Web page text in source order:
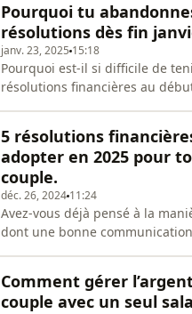
nous plongeons dans l'univers
financier de Stéphanie et
un couple qui, malgré un revenu
mensuel de 3 800 euros, peine
mettre de côté plus de 40
mois après avoir réglé leurs
fixes. Comment est-ce possible
Romuald, plus économe, rê
Pourquoi tu
résolutions dès fin
janv. 23, 2025 15:18
Pourquoi est-il si difficile de
résolutions financières au
Grace et Pitou Valestin explorent
question cruciale qui touche
couples. Nous savons tous que
objectifs financiers peuvent
écrasants, mais il est temps de
transformer cette réalité en
opportunité. En effet, de
personn
5 résolutions
adopter en 2025 pour
couple.
déc. 26, 2024 11:24
Avez-vous déjà pensé à la
dont une bonne communication
du podcast "Argent en Couple",
partageons des résolutions
Comment gérer
couple avec un seul